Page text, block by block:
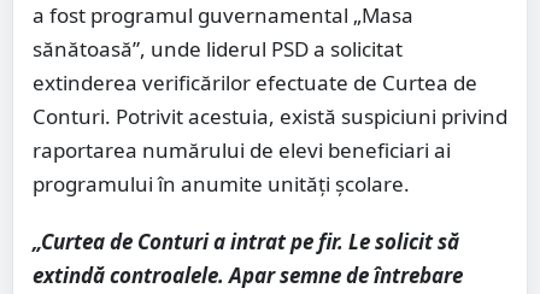
a fost programul guvernamental „Masa
sănătoasă”, unde liderul PSD a solicitat
extinderea verificărilor efectuate de Curtea de
Conturi. Potrivit acestuia, există suspiciuni privind
raportarea numărului de elevi beneficiari ai
programului în anumite unități școlare.
„Curtea de Conturi a intrat pe fir. Le solicit să
extindă controalele. Apar semne de întrebare